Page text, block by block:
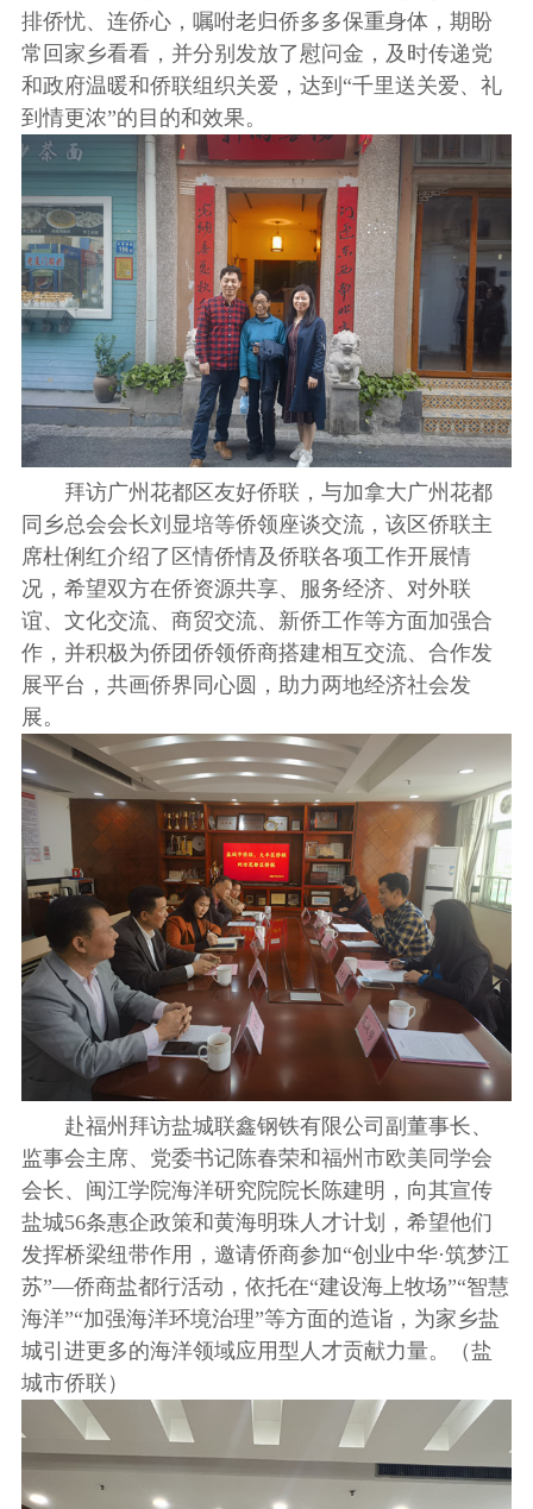
排侨忧、连侨心，嘱咐老归侨多多保重身体，期盼
常回家乡看看，并分别发放了慰问金，及时传递党
和政府温暖和侨联组织关爱，达到“千里送关爱、礼
到情更浓”的目的和效果。
拜访广州花都区友好侨联，与加拿大广州花都
同乡总会会长刘显培等侨领座谈交流，该区侨联主
席杜俐红介绍了区情侨情及侨联各项工作开展情
况，希望双方在侨资源共享、服务经济、对外联
谊、文化交流、商贸交流、新侨工作等方面加强合
作，并积极为侨团侨领侨商搭建相互交流、合作发
展平台，共画侨界同心圆，助力两地经济社会发
展。
赴福州拜访盐城联鑫钢铁有限公司副董事长、
监事会主席、党委书记陈春荣和福州市欧美同学会
会长、闽江学院海洋研究院院长陈建明，向其宣传
盐城56条惠企政策和黄海明珠人才计划，希望他们
发挥桥梁纽带作用，邀请侨商参加“创业中华·筑梦江
苏”—侨商盐都行活动，依托在“建设海上牧场”“智慧
海洋”“加强海洋环境治理”等方面的造诣，为家乡盐
城引进更多的海洋领域应用型人才贡献力量。（盐
城市侨联）